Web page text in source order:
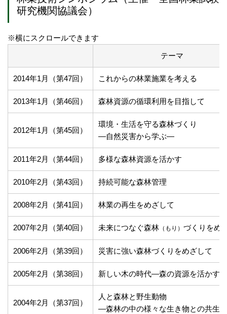
研究機関協議会）
※横にスクロールできます
テーマ
2014年1月（第47回） これからの林業施業を考える
2013年1月（第46回） 森林資源の循環利用を目指して
2012年1月（第45回）
環境・生活を守る森林づくり
―自然災害から学ぶ―
2011年2月（第44回） 多様な森林資源を活かす
2010年2月（第43回） 持続可能な森林管理
2008年2月（第41回） 林業の再生をめざして
2007年2月（第40回） 未来につなぐ森林 （もり） づくりをめ
2006年2月（第39回） 災害に強い森林づくりをめざして
2005年2月（第38回） 新しい木の時代―森の資源を活かす―
2004年2月（第37回）
人と森林と野生動物
―森林の中の様々な生き物との共生―